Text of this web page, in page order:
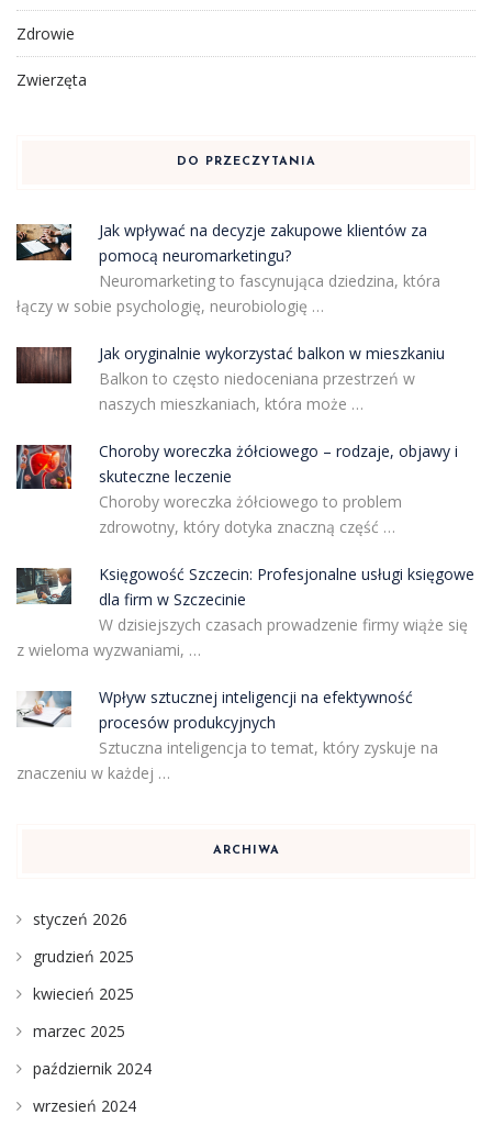
Zdrowie
Zwierzęta
DO PRZECZYTANIA
Jak wpływać na decyzje zakupowe klientów za
pomocą neuromarketingu?
Neuromarketing to fascynująca dziedzina, która
łączy w sobie psychologię, neurobiologię …
Jak oryginalnie wykorzystać balkon w mieszkaniu
Balkon to często niedoceniana przestrzeń w
naszych mieszkaniach, która może …
Choroby woreczka żółciowego – rodzaje, objawy i
skuteczne leczenie
Choroby woreczka żółciowego to problem
zdrowotny, który dotyka znaczną część …
Księgowość Szczecin: Profesjonalne usługi księgowe
dla firm w Szczecinie
W dzisiejszych czasach prowadzenie firmy wiąże się
z wieloma wyzwaniami, …
Wpływ sztucznej inteligencji na efektywność
procesów produkcyjnych
Sztuczna inteligencja to temat, który zyskuje na
znaczeniu w każdej …
ARCHIWA
styczeń 2026
grudzień 2025
kwiecień 2025
marzec 2025
październik 2024
wrzesień 2024